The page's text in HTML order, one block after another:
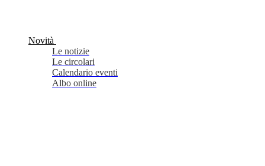
Novità
Le notizie
Le circolari
Calendario eventi
Albo online